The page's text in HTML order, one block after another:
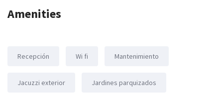
Amenities
Recepción Wi fi Mantenimiento
Jacuzzi exterior Jardines parquizados